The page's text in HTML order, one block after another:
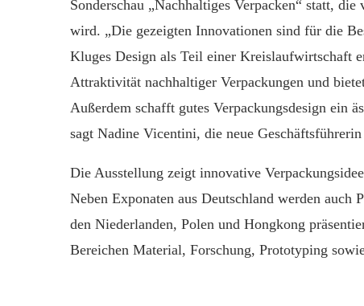
Sonderschau „Nachhaltiges Verpacken“ statt,
wird. „Die gezeigten Innovationen sind für die
Kluges Design als Teil einer Kreislaufwirtschaft
Attraktivität nachhaltiger Verpackungen und
Außerdem schafft gutes Verpackungsdesign ein
sagt Nadine Vicentini, die neue
Die Ausstellung zeigt innovative
Neben Exponaten aus Deutschland werden
den Niederlanden, Polen und Hongkong
Bereichen Material, Forschung, Prototyping